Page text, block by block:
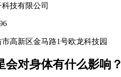
技有限公司
高新区金马路1号欧龙科技园
会对身体有什么影响？